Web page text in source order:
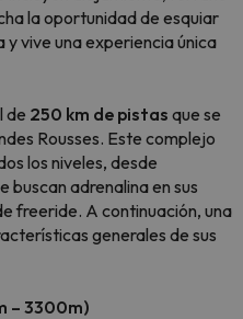
la oportunidad de esquiar
vive una experiencia única
de 250 km de pistas que se
Rousses. Este complejo
los niveles, desde
adrenalina en sus
freeride. A continuación, una
generales de sus
– 3300m)